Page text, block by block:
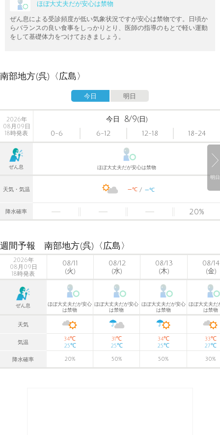
ほぼ大丈夫だが安心は禁物
ぜん息による受診頻度が低い気象状況ですが安心は禁物です。日頃か
らバランスの良い食事をしっかりとり、医師の指導のもとで軽い運動
をして基礎体力をつけておきましょう。
南部地方(呉)〈広島〉
今日 明日
明日
2026年
08月09日
18時発表
今日 8/9(日)
0-6
6-12 12-18 18-24
ぜん息 ほぼ大丈夫だが安心は禁物
天気・気温 -℃ -℃
降水確率 20%
週間予報 南部地方(呉)〈広島〉
2026年
08月09日
18時発表
08/11
(火)
08/12
(水)
08/13
(木)
08/14
(金)
ぜん息
ほぼ大丈夫だが安心
は禁物
ほぼ大丈夫だが安心
は禁物
ほぼ大丈夫だが安心
は禁物
ほぼ大丈夫だ
は禁物
天気
気温
34℃
25℃
31℃
25℃
34℃
25℃
33℃
27℃
降水確率 20% 50% 50% 30%